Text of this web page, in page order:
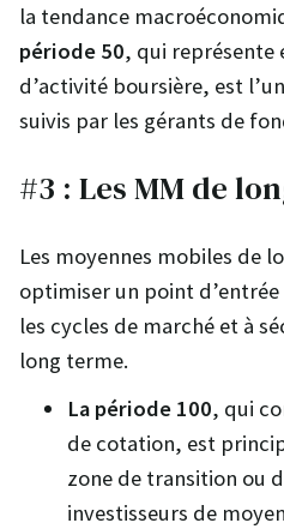
la tendance
période 50, qui représente
d’activité boursière, est
suivis par les gérants de
#3 : Les MM de
Les moyennes mobiles de
optimiser un point
les cycles de marché et à
long terme.
La période 100, qui
de cotation, est
zone de transition ou
investisseurs de